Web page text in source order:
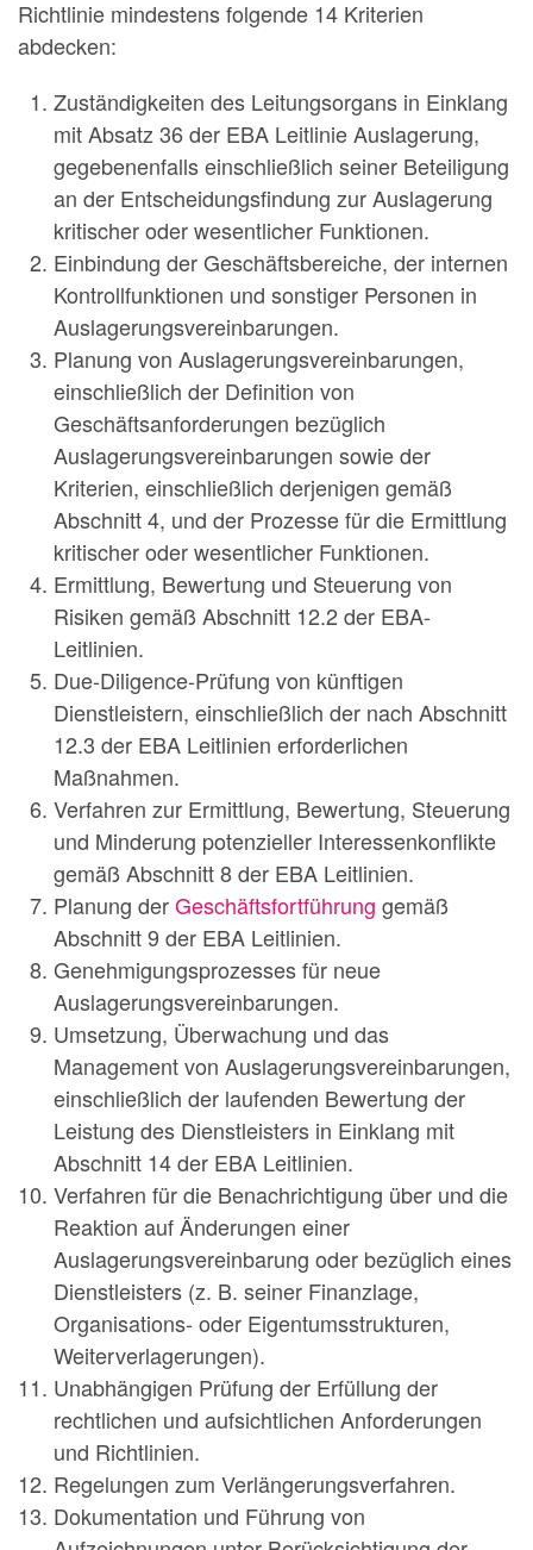
Richtlinie mindestens folgende 14 Kriterien
abdecken:
Zuständigkeiten des Leitungsorgans in Einklang
mit Absatz 36 der EBA Leitlinie Auslagerung,
gegebenenfalls einschließlich seiner Beteiligung
an der Entscheidungsfindung zur Auslagerung
kritischer oder wesentlicher Funktionen.
Einbindung der Geschäftsbereiche, der internen
Kontrollfunktionen und sonstiger Personen in
Auslagerungsvereinbarungen.
Planung von Auslagerungsvereinbarungen,
einschließlich der Definition von
Geschäftsanforderungen bezüglich
Auslagerungsvereinbarungen sowie der
Kriterien, einschließlich derjenigen gemäß
Abschnitt 4, und der Prozesse für die Ermittlung
kritischer oder wesentlicher Funktionen.
Ermittlung, Bewertung und Steuerung von
Risiken gemäß Abschnitt 12.2 der EBA-
Leitlinien.
Due-Diligence-Prüfung von künftigen
Dienstleistern, einschließlich der nach Abschnitt
12.3 der EBA Leitlinien erforderlichen
Maßnahmen.
Verfahren zur Ermittlung, Bewertung, Steuerung
und Minderung potenzieller Interessenkonflikte
gemäß Abschnitt 8 der EBA Leitlinien.
Planung derGeschäftsfortführung gemäß
Abschnitt 9 der EBA Leitlinien.
Genehmigungsprozesses für neue
Auslagerungsvereinbarungen.
Umsetzung, Überwachung und das
Management von Auslagerungsvereinbarungen,
einschließlich der laufenden Bewertung der
Leistung des Dienstleisters in Einklang mit
Abschnitt 14 der EBA Leitlinien.
Verfahren für die Benachrichtigung über und die
Reaktion auf Änderungen einer
Auslagerungsvereinbarung oder bezüglich eines
Dienstleisters (z. B. seiner Finanzlage,
Organisations- oder Eigentumsstrukturen,
Weiterverlagerungen).
Unabhängigen Prüfung der Erfüllung der
rechtlichen und aufsichtlichen Anforderungen
und Richtlinien.
Regelungen zum Verlängerungsverfahren.
Dokumentation und Führung von